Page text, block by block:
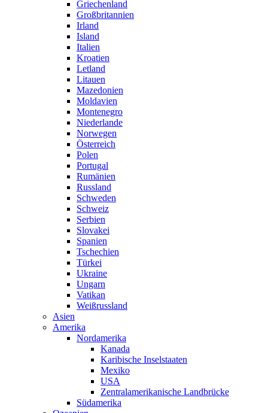
Griechenland
Großbritannien
Irland
Island
Italien
Kroatien
Letland
Litauen
Mazedonien
Moldavien
Montenegro
Niederlande
Norwegen
Österreich
Polen
Portugal
Rumänien
Russland
Schweden
Schweiz
Serbien
Slovakei
Spanien
Tschechien
Türkei
Ukraine
Ungarn
Vatikan
Weißrussland
Asien
Amerika
Nordamerika
Kanada
Karibische Inselstaaten
Mexiko
USA
Zentralamerikanische Landbrücke
Südamerika